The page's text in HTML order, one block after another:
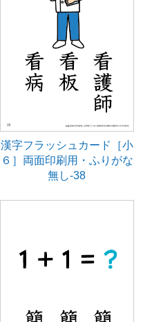
漢字フラッシュカード［小
６］両面印刷用・ふりがな
無し-38